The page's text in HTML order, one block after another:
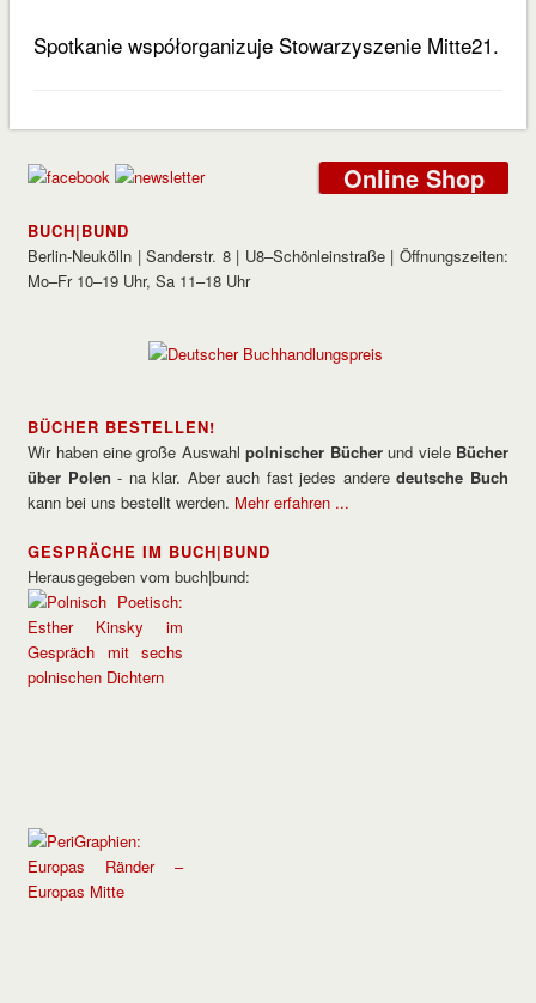
Spotkanie współorganizuje Stowarzyszenie Mitte21.
Online Shop
BUCH|BUND
Berlin-Neukölln | Sanderstr. 8 | U8–Schönleinstraße | Öffnungszeiten:
Mo–Fr 10–19 Uhr, Sa 11–18 Uhr
BÜCHER BESTELLEN!
Wir haben eine große Auswahlpolnischer Bücherund viele Bücher
über Polen - na klar. Aber auch fast jedes anderedeutsche Buch
kann bei uns bestellt werden. Mehr erfahren ...
GESPRÄCHE IM BUCH|BUND
Herausgegeben vom buch|bund: